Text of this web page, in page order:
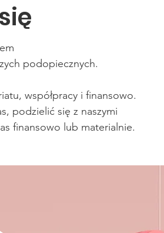
podopiecznych.
współpracy i finansowo.
podzielić się z naszymi
finansowo lub materialnie.